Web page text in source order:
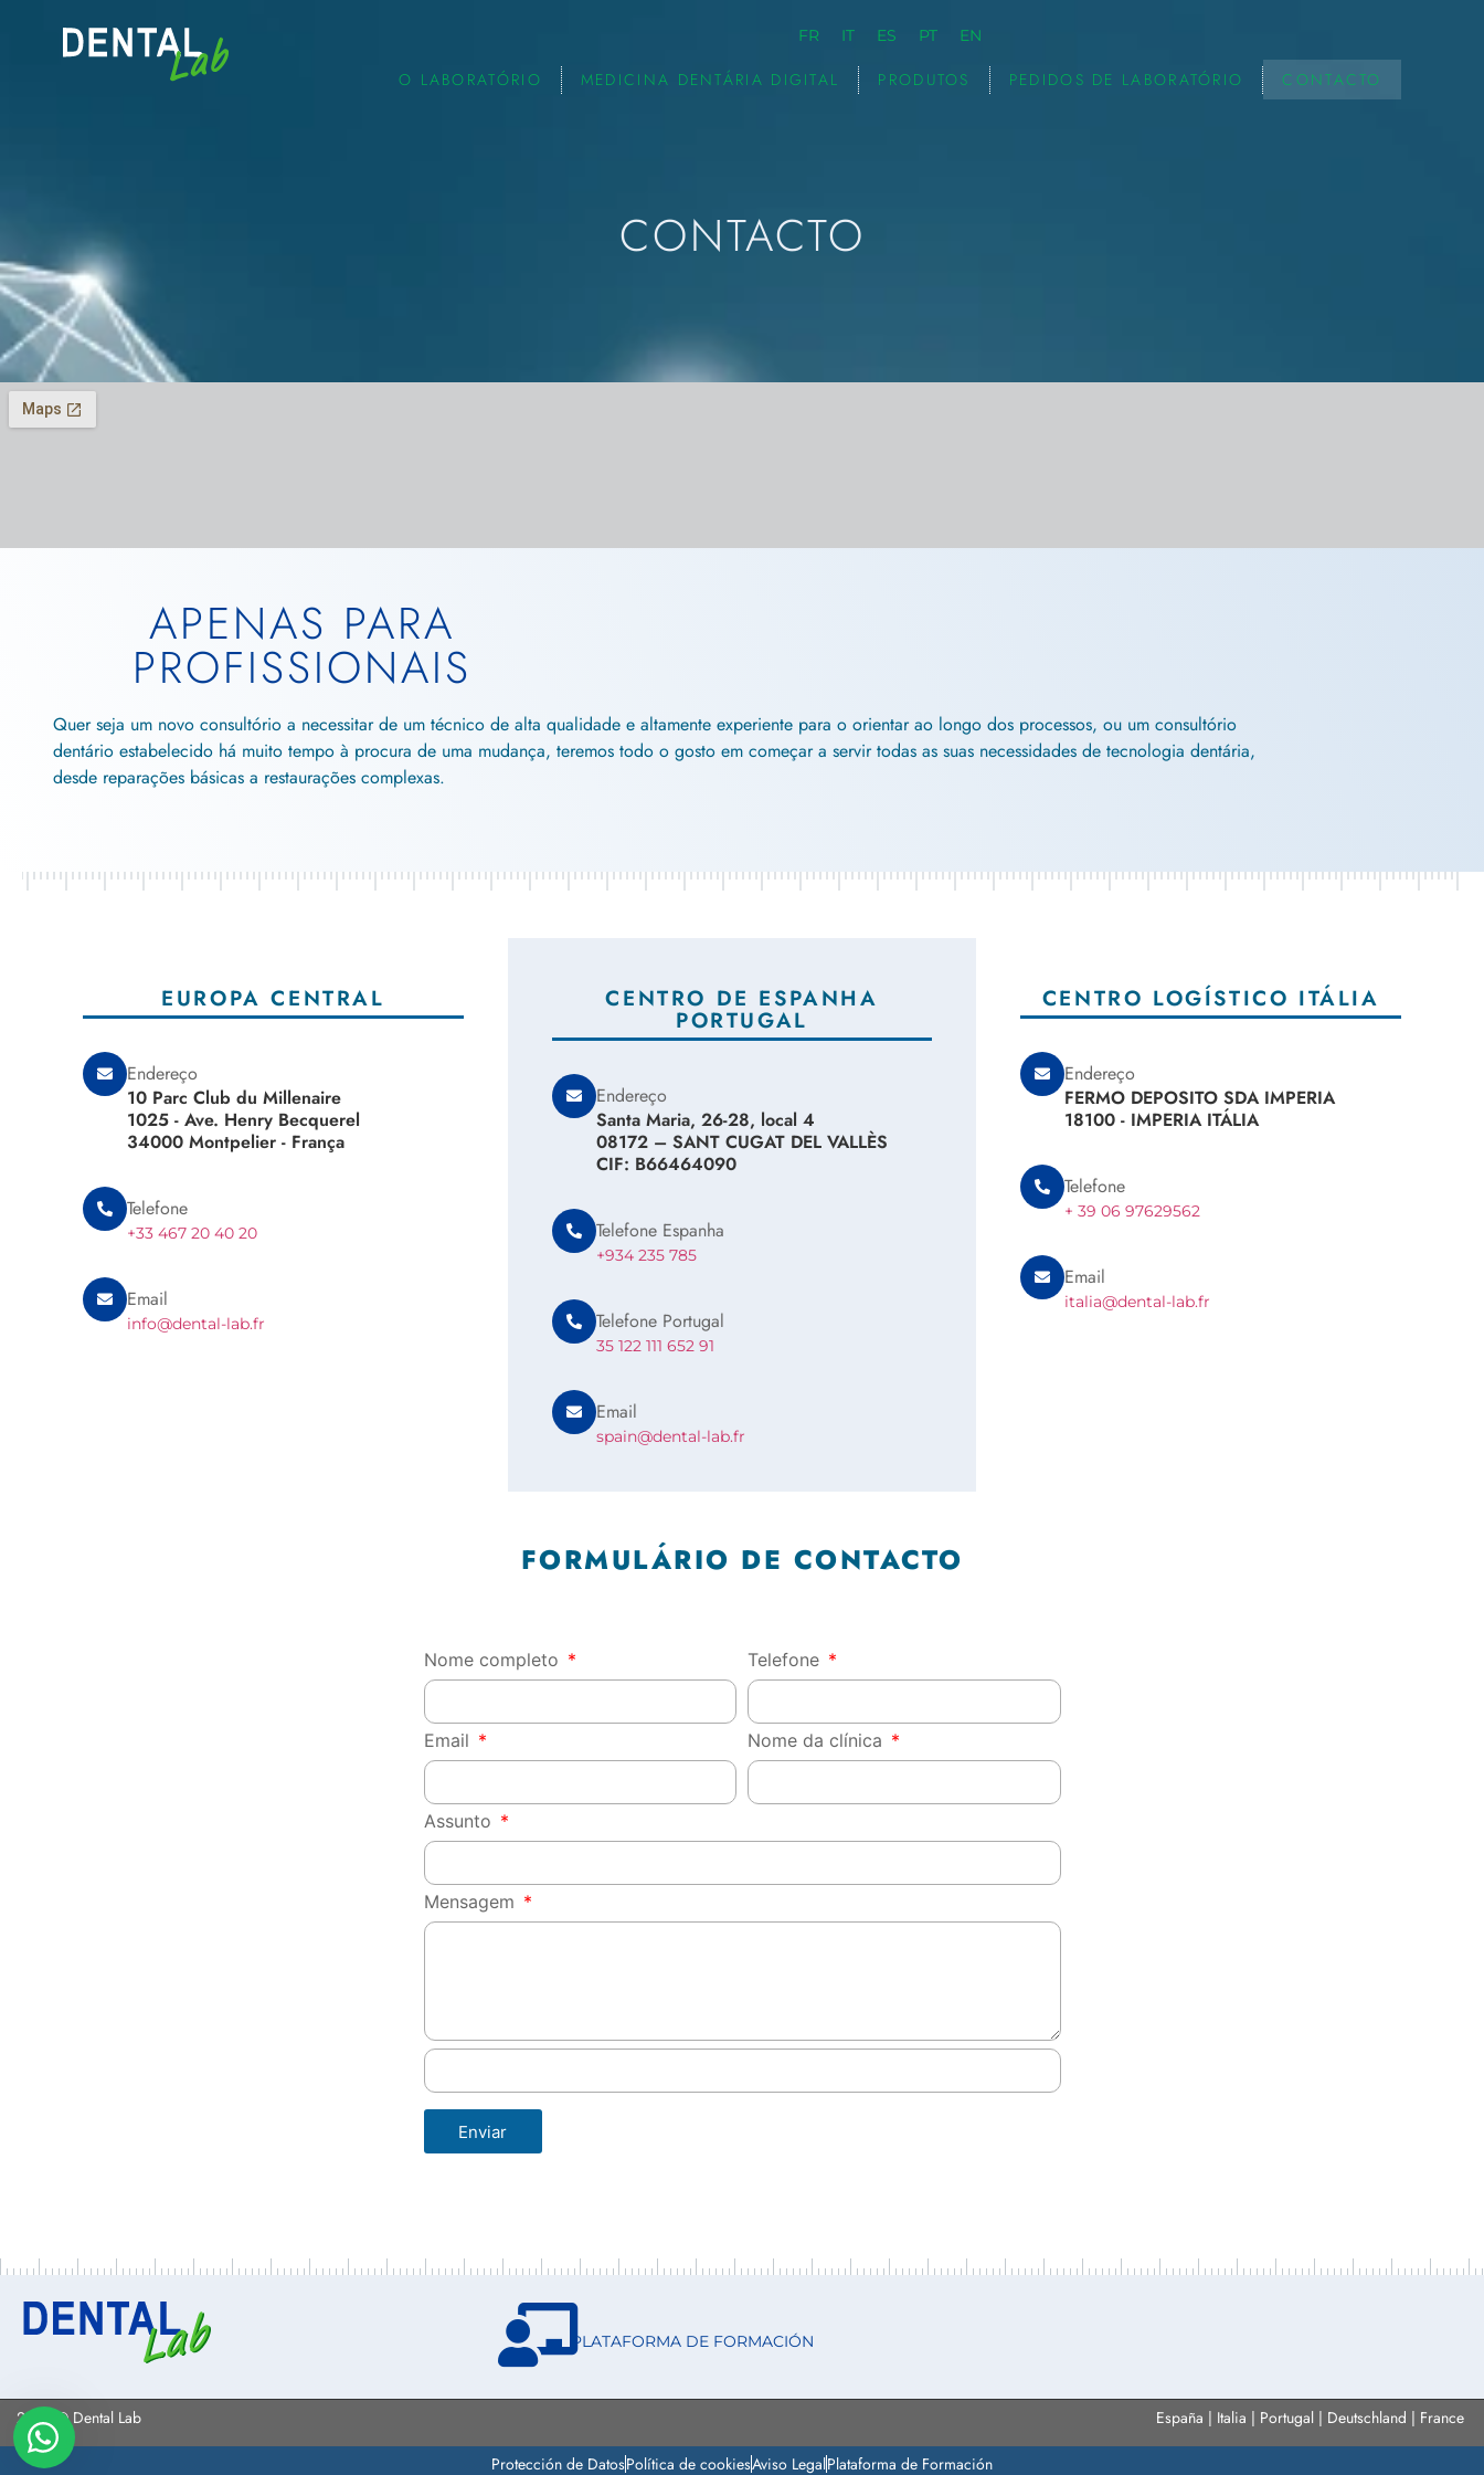
FR IT ES PT EN
O LABORATÓRIO MEDICINA DENTÁRIA DIGITAL PRODUTOS PEDIDOS DE LABORATÓRIO CONTACTO
CONTACTO
APENAS PARA
PROFISSIONAIS
Quer seja um novo consultório a necessitar de um técnico de alta qualidade e altamente experiente para o orientar ao longo dos processos, ou um consultório
dentário estabelecido há muito tempo à procura de uma mudança, teremos todo o gosto em começar a servir todas as suas necessidades de tecnologia dentária,
desde reparações básicas a restaurações complexas.
EUROPA CENTRAL
Endereço
10 Parc Club du Millenaire
1025 - Ave. Henry Becquerel
34000 Montpelier - França
Telefone
+33 467 20 40 20
Email
info@dental-lab.fr
CENTRO DE ESPANHA
PORTUGAL
Endereço
Santa Maria, 26-28, local 4
08172 – SANT CUGAT DEL VALLÈS
CIF: B66464090
Telefone Espanha
+934 235 785
Telefone Portugal
35 122 111 652 91
Email
spain@dental-lab.fr
CENTRO LOGÍSTICO ITÁLIA
Endereço
FERMO DEPOSITO SDA IMPERIA
18100 - IMPERIA ITÁLIA
Telefone
+ 39 06 97629562
Email
italia@dental-lab.fr
FORMULÁRIO DE CONTACTO
Nome completo Telefone
Email Nome da clínica
Assunto
Mensagem
Enviar
PLATAFORMA DE FORMACIÓN
2023 © Dental Lab España | Italia | Portugal | Deutschland | France
Protección de DatosPolítica de cookiesAviso LegalPlataforma de Formación